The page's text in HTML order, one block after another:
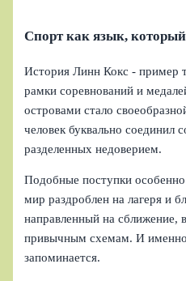
Спорт как язык,
История Линн Кокс - пример
рамки соревнований и
островами стало
человек буквально соединил
разделенных недоверием.
Подобные поступки
мир раздроблен на лагеря и
направленный на сближение,
привычным схемам. И именно
запоминается.